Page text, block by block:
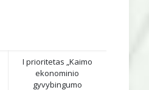
I prioritetas „Kaimo
ekonominio
gyvybingumo